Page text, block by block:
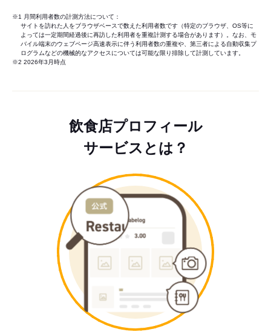
※1 月間利用者数の計測方法について：
サイトを訪れた人をブラウザベースで数えた利用者数です（特定のブラウザ、OS等に
よっては一定期間経過後に再訪した利用者を重複計測する場合があります）。なお、モ
バイル端末のウェブページ高速表示に伴う利用者数の重複や、第三者による自動収集プ
ログラムなどの機械的なアクセスについては可能な限り排除して計測しています。
※2 2026年3月時点
飲食店プロフィール
サービスとは？